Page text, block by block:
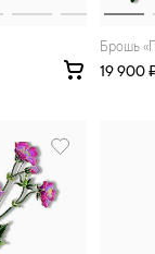
Брошь
19 900